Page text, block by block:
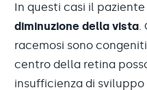
In questi casi il
diminuzione della vista.
racemosi sono
centro della retina
insufficienza di